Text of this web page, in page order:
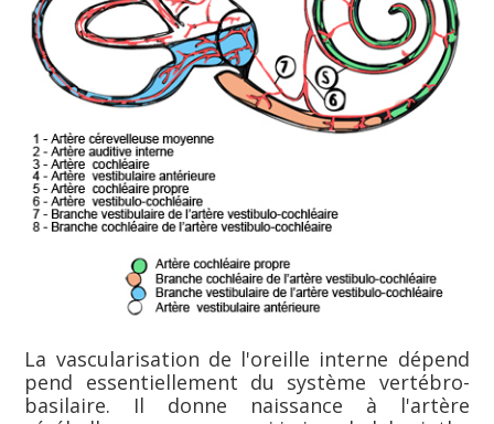
La vascularisation de l'oreille interne dépend
pend essentiellement du système vertébro-
basilaire. Il donne naissance à l'artère